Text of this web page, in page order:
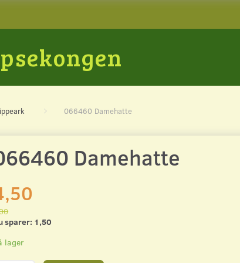
066460 Damehatte
Damehatte
sparer: 1,50
lager